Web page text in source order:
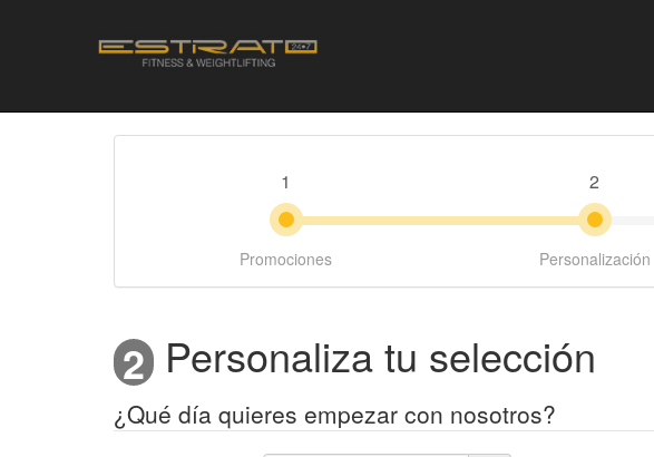
1
Promociones
2
Personalización
2 Personaliza tu selección
¿Qué día quieres empezar con nosotros?